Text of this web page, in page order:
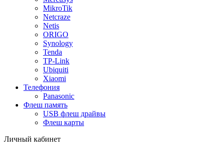
MikroTik
Netcraze
Netis
ORIGO
Synology
Tenda
TP-Link
Ubiquiti
Xiaomi
Телефония
Panasonic
Флеш память
USB флеш драйвы
Флеш карты
Личный кабинет